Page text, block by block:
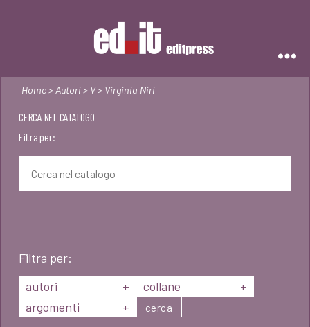
Home> Autori> V> Virginia Niri
CERCA NEL CATALOGO
Filtra per:
Filtra per:
autori
+ collane
+
argomenti
+ cerca